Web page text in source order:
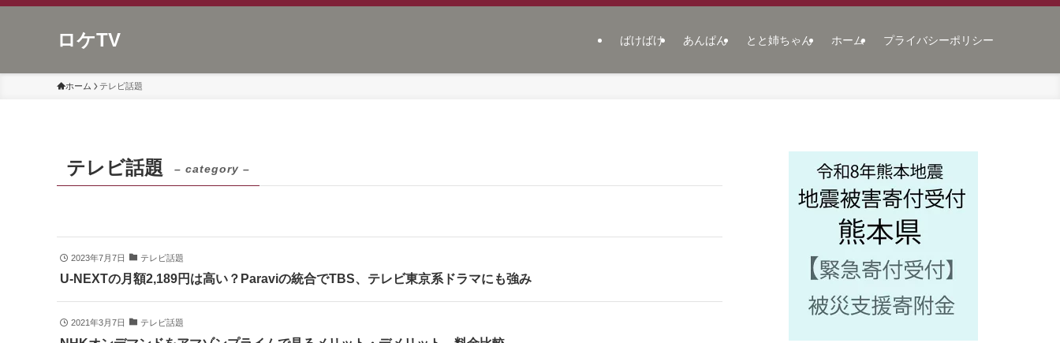
ロケTV ばけばけ あんぱん とと姉ちゃん ホーム プライバシーポリシー
ホーム テレビ話題
テレビ話題 – category –
2023年7月7日 テレビ話題
U-NEXTの月額2,189円は高い？Paraviの統合でTBS、テレビ東京系ドラマにも強み
2021年3月7日 テレビ話題